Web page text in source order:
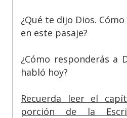
¿Qué te dijo Dios.
en este pasaje?
¿Cómo responderás a
habló hoy?
Recuerda leer el
porción de la